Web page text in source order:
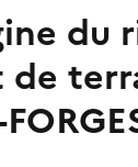
du
de